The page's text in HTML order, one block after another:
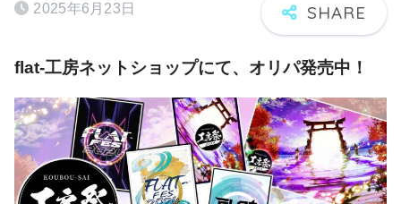
2025年6月23日
flat-工房ネットショップにて、オリパ発売中！